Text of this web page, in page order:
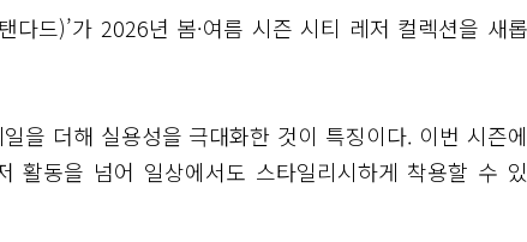
드)’가 2026년 봄·여름 시즌 시티 레저 컬렉션을 새
을 더해 실용성을 극대화한 것이 특징이다. 이번 시즌
활동을 넘어 일상에서도 스타일리시하게 착용할 수